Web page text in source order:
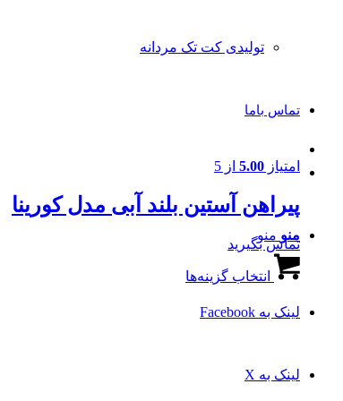
تولیدی کت تک مردانه
تماس باما
منو منو
لینک به Facebook
لینک به X
امتیاز 5.00 از 5
پیراهن آستین بلند آبی مدل کورینا
تماس بگیرید
انتخاب گزینه‌ها